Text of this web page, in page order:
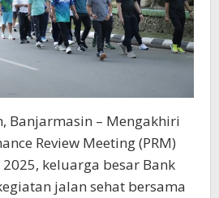
Banjarmasin – Mengakhiri
Review Meeting (PRM)
keluarga besar Bank
jalan sehat bersama